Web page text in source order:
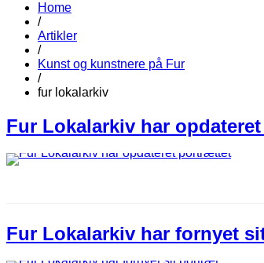
Home
/
Artikler
/
Kunst og kunstnere på Fur
/
fur lokalarkiv
Fur Lokalarkiv har
Fur Lokalarkiv har fornyet